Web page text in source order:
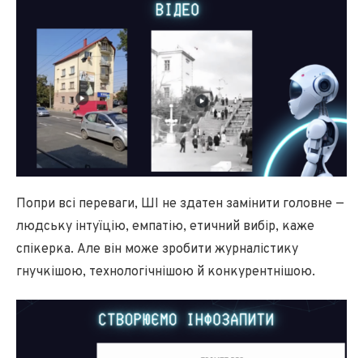
Попри всі переваги, ШІ не здатен замінити головне —
людську інтуїцію, емпатію, етичний вибір, каже
спікерка. Але він може зробити журналістику
гнучкішою, технологічнішою й конкурентнішою.